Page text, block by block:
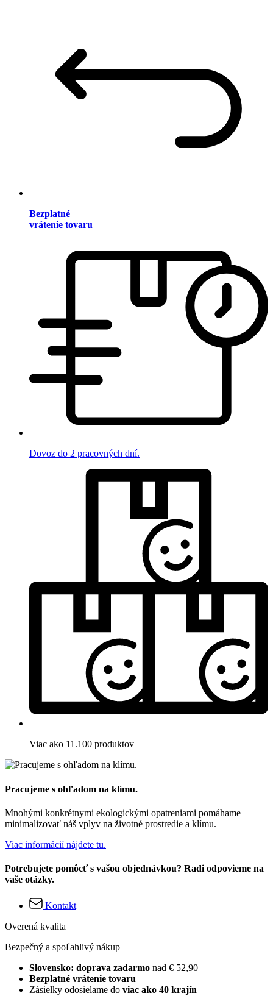
Bezplatné
vrátenie tovaru
Dovoz do 2 pracovných dní.
Viac ako 11.100 produktov
Pracujeme s ohľadom na klímu.
Mnohými konkrétnymi ekologickými opatreniami pomáhame
minimalizovať náš vplyv na životné prostredie a klímu.
Viac informácií nájdete tu.
Potrebujete pomôcť s vašou objednávkou? Radi odpovieme na
vaše otázky.
Kontakt
Overená kvalita
Bezpečný a spoľahlivý nákup
Slovensko: doprava zadarmo nad € 52,90
Bezplatné vrátenie tovaru
Zásielky odosielame do viac ako 40 krajín